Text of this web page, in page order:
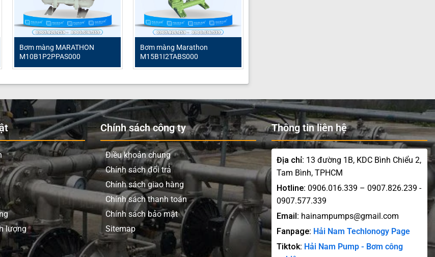
nén
Bơm màng MARATHON
M10B1P2PPAS000
Bơm màng Marathon
M15B1I2TABS000
lượng
Chính sách công ty
Điều khoản chung
Chính sách đổi trả
Chính sách giao hàng
Chính sách thanh toán
Chính sách bảo mật
Sitemap
Thông tin liên hệ
Địa chỉ: 13 đường 1B, KDC Bình Chiểu 2,
Tam Bình, TPHCM
Hotline: 0906.016.339 – 0907.826.239 -
0907.577.339
Email: hainampumps@gmail.com
Fanpage: Hải Nam Techlonogy Page
Tiktok: Hải Nam Pump - Bơm công